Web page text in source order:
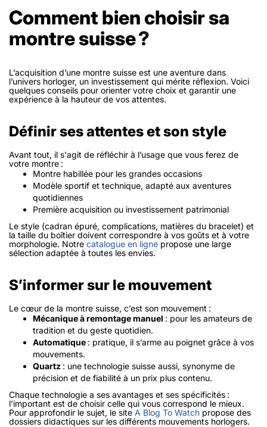
Comment bien choisir sa
montre suisse ?
L’acquisition d’une montre suisse est une aventure dans
l’univers horloger, un investissement qui mérite réflexion. Voici
quelques conseils pour orienter votre choix et garantir une
expérience à la hauteur de vos attentes.
Définir ses attentes et son style
Avant tout, il s'agit de réfléchir à l’usage que vous ferez de
votre montre :
Montre habillée pour les grandes occasions
Modèle sportif et technique, adapté aux aventures
quotidiennes
Première acquisition ou investissement patrimonial
Le style (cadran épuré, complications, matières du bracelet) et
la taille du boîtier doivent correspondre à vos goûts et à votre
morphologie. Notre catalogue en ligne propose une large
sélection adaptée à toutes les envies.
S’informer sur le mouvement
Le cœur de la montre suisse, c’est son mouvement :
Mécanique à remontage manuel : pour les amateurs de
tradition et du geste quotidien.
Automatique : pratique, il s’arme au poignet grâce à vos
mouvements.
Quartz : une technologie suisse aussi, synonyme de
précision et de fiabilité à un prix plus contenu.
Chaque technologie a ses avantages et ses spécificités :
l’important est de choisir celle qui vous correspond le mieux.
Pour approfondir le sujet, le site A Blog To Watch propose des
dossiers didactiques sur les différents mouvements horlogers.